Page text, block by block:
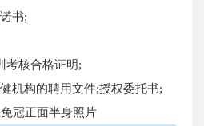
书;
考核合格证明;
机构的聘用文件;授权委托书;
冠正面半身照片